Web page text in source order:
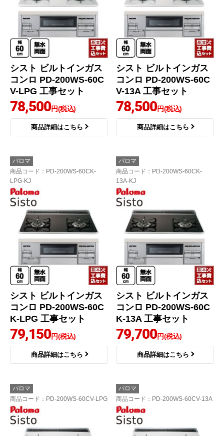
シスト ビルトインガス
コンロ PD-200WS-60C
V-LPG 工事セット
78,500円(税込)
商品詳細はこちら
シスト ビルトインガス
コンロ PD-200WS-60C
V-13A 工事セット
78,500円(税込)
商品詳細はこちら
パロマ
商品コード ：PD-200WS-60CK-
LPG-KJ
シスト ビルトインガス
コンロ PD-200WS-60C
K-LPG 工事セット
79,150円(税込)
商品詳細はこちら
パロマ
商品コード ：PD-200WS-60CK-
13A-KJ
シスト ビルトインガス
コンロ PD-200WS-60C
K-13A 工事セット
79,700円(税込)
商品詳細はこちら
パロマ
商品コード ：PD-200WS-60CV-LPG
パロマ
商品コード ：PD-200WS-60CV-13A